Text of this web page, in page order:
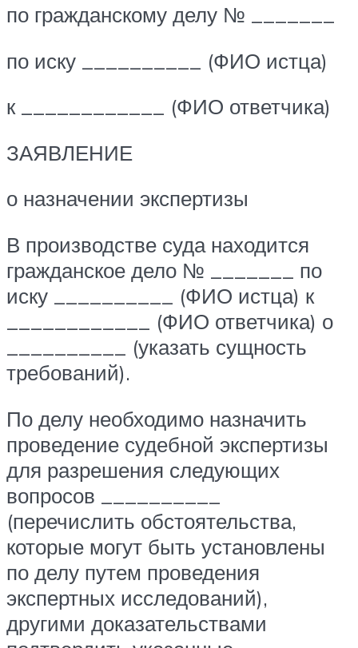
по гражданскому делу № _______
по иску __________ (ФИО истца)
к ____________ (ФИО ответчика)
ЗАЯВЛЕНИЕ
о назначении экспертизы
В производстве суда находится
гражданское дело № _______ по
иску __________ (ФИО истца) к
____________ (ФИО ответчика) о
__________ (указать сущность
требований).
По делу необходимо назначить
проведение судебной экспертизы
для разрешения следующих
вопросов __________
(перечислить обстоятельства,
которые могут быть установлены
по делу путем проведения
экспертных исследований),
другими доказательствами